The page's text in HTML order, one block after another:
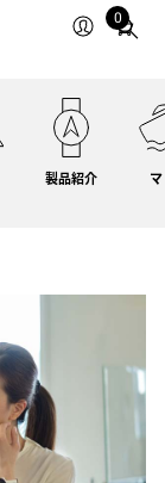
0
Total
製品紹介